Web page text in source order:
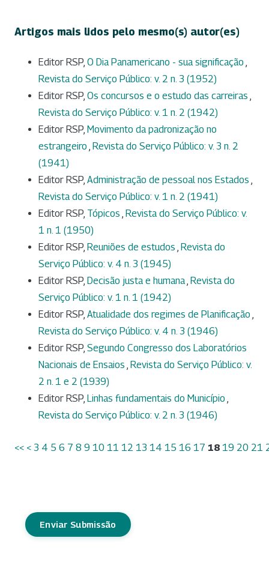
Artigos mais lidos pelo mesmo(s) autor(es)
Editor RSP, O Dia Panamericano - sua significação ,
Revista do Serviço Público: v. 2 n. 3 (1952)
Editor RSP, Os concursos e o estudo das carreiras ,
Revista do Serviço Público: v. 1 n. 2 (1942)
Editor RSP, Movimento da padronização no
estrangeiro , Revista do Serviço Público: v. 3 n. 2
(1941)
Editor RSP, Administração de pessoal nos Estados ,
Revista do Serviço Público: v. 1 n. 2 (1941)
Editor RSP, Tópicos , Revista do Serviço Público: v.
1 n. 1 (1950)
Editor RSP, Reuniões de estudos , Revista do
Serviço Público: v. 4 n. 3 (1945)
Editor RSP, Decisão justa e humana, Revista do
Serviço Público: v. 1 n. 1 (1942)
Editor RSP, Atualidade dos regimes de Planificação ,
Revista do Serviço Público: v. 4 n. 3 (1946)
Editor RSP, Segundo Congresso dos Laboratórios
Nacionais de Ensaios , Revista do Serviço Público: v.
2 n. 1 e 2 (1939)
Editor RSP, Linhas fundamentais do Município ,
Revista do Serviço Público: v. 2 n. 3 (1946)
<< < 3 4 5 6 7 8 9 10 11 12 13 14 15 16 17 18 19 20 21
Enviar Submissão